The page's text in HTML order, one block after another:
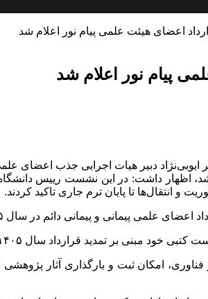
اعضای هیئت علمی پیام نور اعلام شد
پیام نور اعلام شد
و انتقال‌ها تا پایان ترم جاری تاکید کردند.
دائم در سال ۱۴۰۵، سه گام اجرایی را به شرح زیر تشریح کرد: